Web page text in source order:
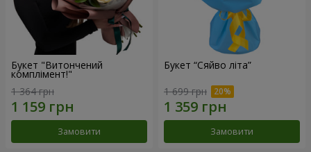
Букет "Витончений
комплімент!"
1 364 грн
Замовити
Букет “Сяйво літа”
1 699 грн
Замовити